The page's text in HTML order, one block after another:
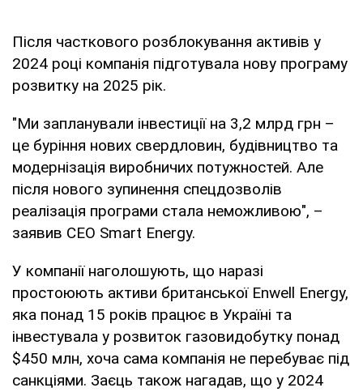
Після часткового розблокування активів у
2024 році компанія підготувала нову програму
розвитку на 2025 рік.
"Ми запланували інвестиції на 3,2 млрд грн –
це буріння нових свердловин, будівництво та
модернізація виробничих потужностей. Але
після нового зупинення спецдозволів
реалізація програми стала неможливою", –
заявив CEO Smart Energy.
У компанії наголошують, що наразі
простоюють активи британської Enwell Energy,
яка понад 15 років працює в Україні та
інвестувала у розвиток газовидобутку понад
$450 млн, хоча сама компанія не перебуває під
санкціями. Заєць також нагадав, що у 2024